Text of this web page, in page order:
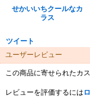
せかいいちクールなカ
ラス
ツイート
ユーザーレビュー
この商品に寄せられたカ
レビューを評価するには